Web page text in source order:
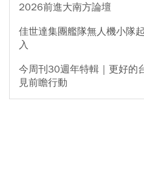
2026前進大南方論壇
佳世達集團艦隊無人機小隊
入
今周刊30週年特輯｜更好的
見前瞻行動